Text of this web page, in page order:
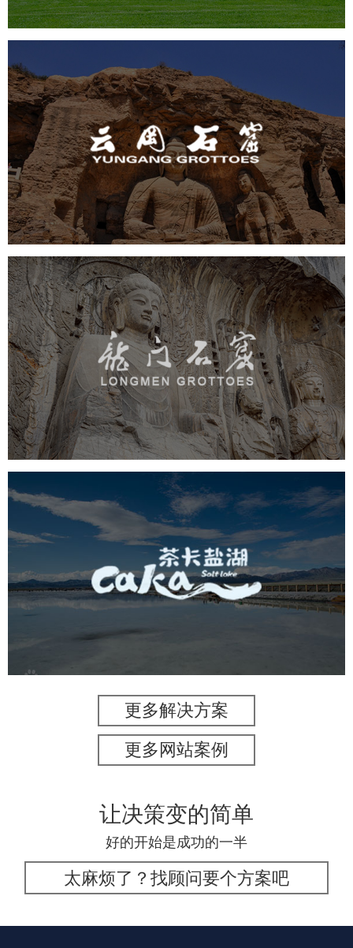
云冈石窟
旅游休闲 景区网站建设 品牌官网
网页设计
景区
龙门石窟
旅游休闲 景区网站建设 品牌官网 网页设计
茶卡盐湖
更多解决方案
更多网站案例
让决策变的简单
好的开始是成功的一半
太麻烦了？找顾问要个方案吧